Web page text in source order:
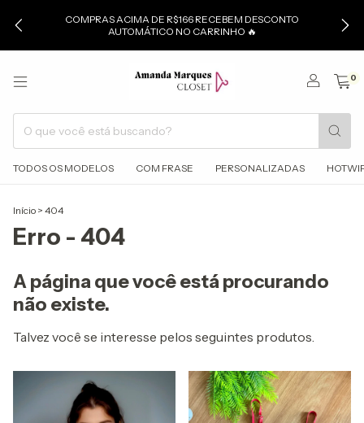
COMPRAS ACIMA DE R$166 RECEBEM DESCONTO
AUTOMÁTICO NO CARRINHO 🔥
0
TODOS OS MODELOS COM FRASE PERSONALIZADAS
Início > 404
Erro - 404
A página que você está procurando
não existe.
Talvez você se interesse pelos seguintes produtos.